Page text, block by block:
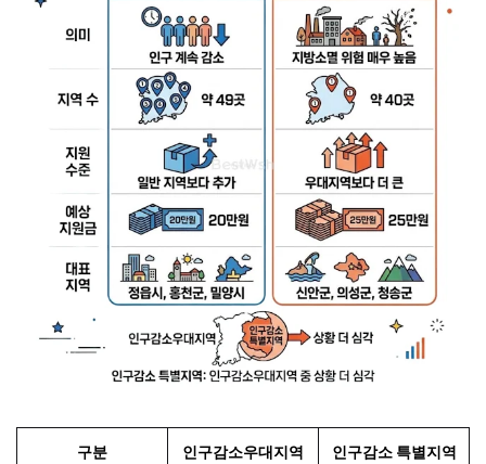
구분 인구감소우대지역 인구감소 특별지역